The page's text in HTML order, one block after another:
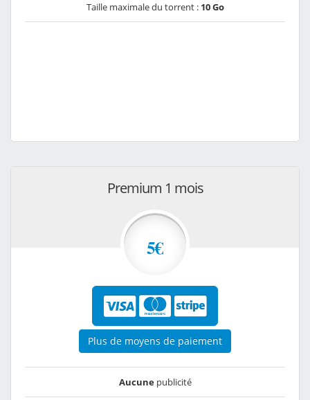
Taille maximale du torrent : 10 Go
Premium 1 mois
5€
Plus de moyens de paiement
Aucunepublicité